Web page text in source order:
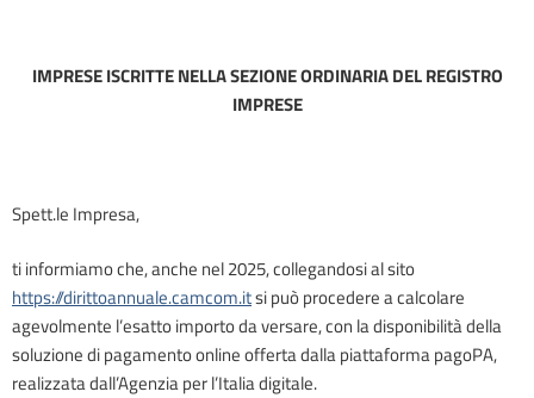
IMPRESE ISCRITTE NELLA SEZIONE ORDINARIA DEL REGISTRO
IMPRESE
Spett.le Impresa,
ti informiamo che, anche nel 2025, collegandosi al sito
https://dirittoannuale.camcom.itsi può procedere a calcolare
agevolmente l’esatto importo da versare, con la disponibilità della
soluzione di pagamento online offerta dalla piattaforma pagoPA,
realizzata dall’Agenzia per l’Italia digitale.